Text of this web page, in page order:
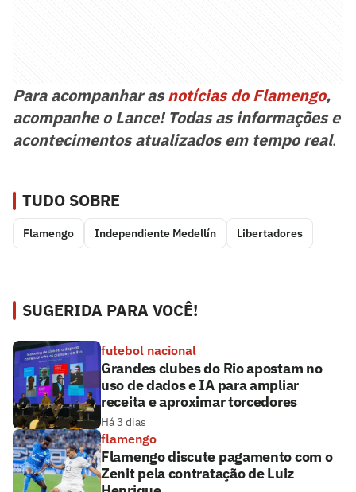
Para acompanhar asnotícias do Flamengo,
acompanhe o Lance! Todas as informações e
acontecimentos atualizados em tempo real.
TUDO SOBRE
Flamengo Independiente Medellín Libertadores
SUGERIDA PARA VOCÊ!
futebol nacional
Grandes clubes do Rio apostam no
uso de dados e IA para ampliar
receita e aproximar torcedores
Há 3 dias
flamengo
Flamengo discute pagamento com o
Zenit pela contratação de Luiz